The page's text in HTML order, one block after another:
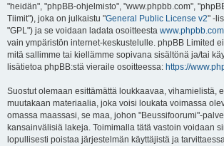
"heidän", "phpBB-ohjelmisto", "www.phpbb.com",
Tiimit"), joka on julkaistu "General Public License v2" -
"GPL") ja se voidaan ladata osoitteesta www.phpbb.com
vain ympäristön internet-keskustelulle. phpBB Limited
mitä sallimme tai kiellämme sopivana sisältönä ja/tai
lisätietoa phpBB:stä vieraile osoitteessa: https://
Suostut olemaan esittämättä loukkaavaa, vihamielistä,
muutakaan materiaalia, joka voisi loukata voimassa
omassa maassasi, se maa, johon "Beussifoorumi"-
kansainvälisiä lakeja. Toimimalla tätä vastoin voidaan
lopullisesti poistaa järjestelmän käyttäjistä ja